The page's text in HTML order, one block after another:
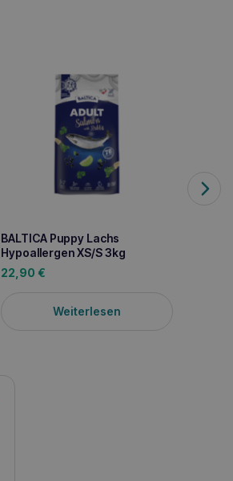
BALTICA Puppy Lachs
Hypoallergen XS/S 3kg
22,90 €
Weiterlesen